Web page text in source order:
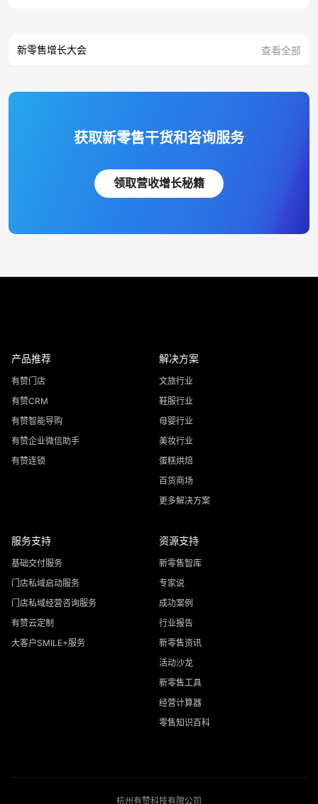
新零售增长大会 查看全部
获取新零售干货和咨询服务
领取营收增长秘籍
产品推荐
有赞门店
有赞CRM
有赞智能导购
有赞企业微信助手
有赞连锁
解决方案
文旅行业
鞋服行业
母婴行业
美妆行业
蛋糕烘焙
百货商场
更多解决方案
服务支持
基础交付服务
门店私域启动服务
门店私域经营咨询服务
有赞云定制
大客户SMILE+服务
资源支持
新零售智库
专家说
成功案例
行业报告
新零售资讯
活动沙龙
新零售工具
经营计算器
零售知识百科
杭州有赞科技有限公司